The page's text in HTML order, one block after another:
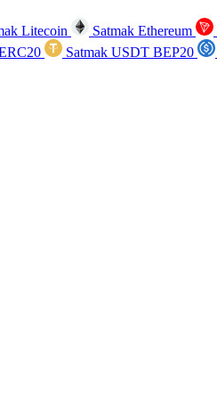
Litecoin Satmak Ethereum
Satmak USDT BEP20